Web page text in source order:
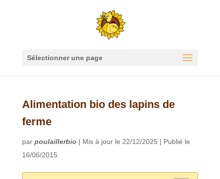
Sélectionner une page
Alimentation bio des lapins de
ferme
par poulaillerbio | Mis à jour le 22/12/2025 | Publié le
16/06/2015